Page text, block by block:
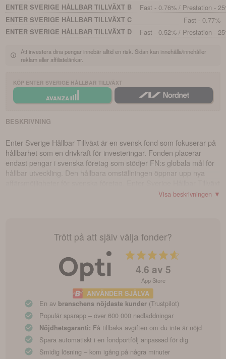
ENTER SVERIGE HÅLLBAR TILLVÄXT B Fast - 0.76% / Prestation -
ENTER SVERIGE HÅLLBAR TILLVÄXT C Fast - 0.77%
ENTER SVERIGE HÅLLBAR TILLVÄXT D Fast - 0.52% / Prestation -
Att investera dina pengar innebär alltid en risk. Sidan kan innehålla/innehåller
reklam eller affiliatelänkar.
KÖP ENTER SVERIGE HÅLLBAR TILLVÄXT
BESKRIVNING
Enter Sverige Hållbar Tillväxt är en svensk fond som fokuserar på
hållbarhet som en drivkraft för investeringar. Fonden placerar
endast pengar i svenska företag som stödjer FN:s globala mål för
hållbar utveckling. Den hållbara omställningen öppnar upp nya
har identifierat fyra huvudteman för hållbara investeringar. För att
den hållbara omställningen och som bidrar till att lösa
samhällsproblem. Detta leder till en naturlig efterfrågan på
företagets produkter och ger dem konkurrensfördelar, vilket i sin
tur skapar värde och god avkastning för oss som aktieägare.
Visa beskrivningen ▼
Trött på att själv välja fonder?
4.6 av 5
App Store
ANVÄNDER SJÄLVA
En av branschens nöjdaste kunder (Trustpilot)
Populär sparapp – över 600 000 nedladdningar
Nöjdhetsgaranti: Få tillbaka avgiften om du inte är nöjd
Spara automatiskt i en fondportfölj anpassad för dig
Smidig lösning – kom igång på några minuter